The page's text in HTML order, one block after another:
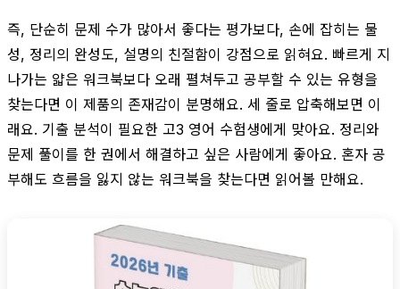
즉, 단순히 문제 수가 많아서 좋다는 평가보다, 손에 잡히는 물
성, 정리의 완성도, 설명의 친절함이 강점으로 읽혀요. 빠르게 지
나가는 얇은 워크북보다 오래 펼쳐두고 공부할 수 있는 유형을
찾는다면 이 제품의 존재감이 분명해요. 세 줄로 압축해보면 이
래요. 기출 분석이 필요한 고3 영어 수험생에게 맞아요. 정리와
문제 풀이를 한 권에서 해결하고 싶은 사람에게 좋아요. 혼자 공
부해도 흐름을 잃지 않는 워크북을 찾는다면 읽어볼 만해요.